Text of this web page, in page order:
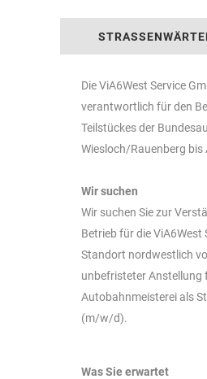
Die ViA6West Service
verantwortlich für den
Teilstückes der
Wiesloch/Rauenberg bis
Wir suchen
Wir suchen Sie zur
Betrieb für die ViA6West
Standort nordwestlich
unbefristeter Anstellung
Autobahnmeisterei als
(m/w/d).
Was Sie erwartet